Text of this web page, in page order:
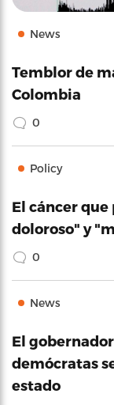
News
Temblor de
Colombia
0
Policy
El cáncer que
doloroso" y
0
News
El
demócratas
estado